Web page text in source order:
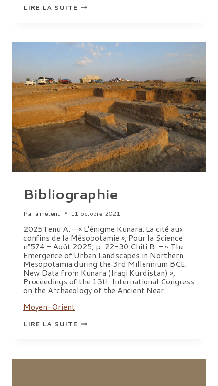
LIRE LA SUITECAMPAGNE
2023
Bibliographie
Par alinetenu 11 octobre 2021
2025Tenu A. – « L’énigme Kunara. La cité aux
confins de la Mésopotamie », Pour la Science
n°574 – Août 2025, p. 22-30.Chiti B. – « The
Emergence of Urban Landscapes in Northern
Mesopotamia during the 3rd Millennium BCE:
New Data from Kunara (Iraqi Kurdistan) »,
Proceedings of the 13th International Congress
on the Archaeology of the Ancient Near…
Moyen-Orient
LIRE LA SUITEBIBLIOGRAPHIE